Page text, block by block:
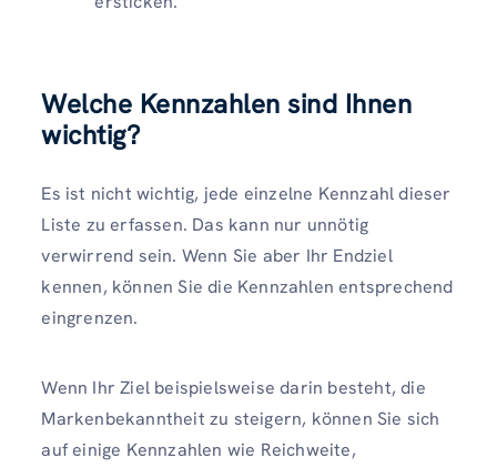
Welche Kennzahlen sind Ihnen
wichtig?
Es ist nicht wichtig, jede einzelne Kennzahl dieser
Liste zu erfassen. Das kann nur unnötig
verwirrend sein. Wenn Sie aber Ihr Endziel
kennen, können Sie die Kennzahlen entsprechend
eingrenzen.
Wenn Ihr Ziel beispielsweise darin besteht, die
Markenbekanntheit zu steigern, können Sie sich
auf einige Kennzahlen wie Reichweite,